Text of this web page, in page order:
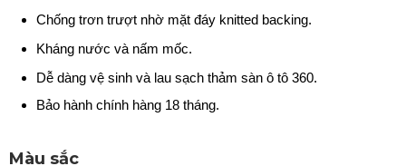
Chống trơn trượt nhờ mặt đáy knitted backing.
Kháng nước và nấm mốc.
Dễ dàng vệ sinh và lau sạch thảm sàn ô tô 360.
Bảo hành chính hàng 18 tháng.
Màu sắc